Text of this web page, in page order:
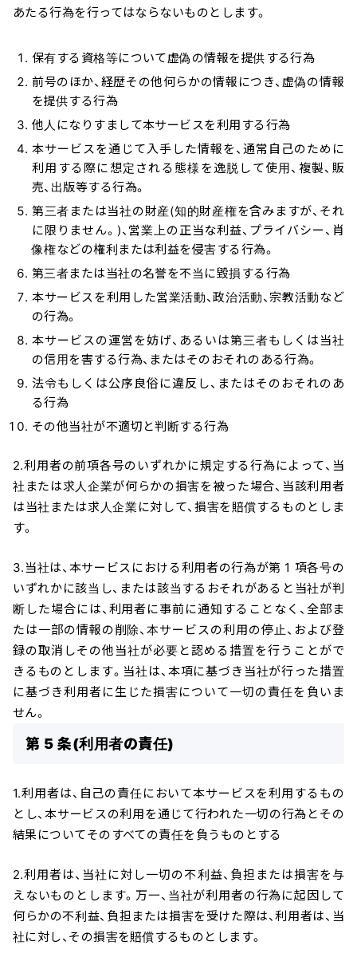
あたる行為を行ってはならないものとします。
保有する資格等について虚偽の情報を提供する行為
前号のほか、経歴その他何らかの情報につき、虚偽の情報
を提供する行為
他人になりすまして本サービスを利用する行為
本サービスを通じて入手した情報を、通常自己のために
利用する際に想定される態様を逸脱して使用、複製、販
売、出版等する行為。
第三者または当社の財産(知的財産権を含みますが、それ
に限りません。)、営業上の正当な利益、プライバシー、肖
像権などの権利または利益を侵害する行為。
第三者または当社の名誉を不当に毀損する行為
本サービスを利用した営業活動、政治活動、宗教活動など
の行為。
本サービスの運営を妨げ、あるいは第三者もしくは当社
の信用を害する行為、またはそのおそれのある行為。
法令もしくは公序良俗に違反し、またはそのおそれのあ
る行為
その他当社が不適切と判断する行為
2.利用者の前項各号のいずれかに規定する行為によって、当
社または求人企業が何らかの損害を被った場合、当該利用者
は当社または求人企業に対して、損害を賠償するものとしま
す。
3.当社は、本サービスにおける利用者の行為が第 1 項各号の
いずれかに該当し、または該当するおそれがあると当社が判
断した場合には、利用者に事前に通知することなく、全部ま
たは一部の情報の削除、本サービスの利用の停止、および登
録の取消しその他当社が必要と認める措置を行うことがで
きるものとします。当社は、本項に基づき当社が行った措置
に基づき利用者に生じた損害について一切の責任を負いま
せん。
第 5 条(利用者の責任)
1.利用者は、自己の責任において本サービスを利用するもの
とし、本サービスの利用を通じて行われた一切の行為とその
結果についてそのすべての責任を負うものとする
2.利用者は、当社に対し一切の不利益、負担または損害を与
えないものとします。万一、当社が利用者の行為に起因して
何らかの不利益、負担または損害を受けた際は、利用者は、当
社に対し、その損害を賠償するものとします。